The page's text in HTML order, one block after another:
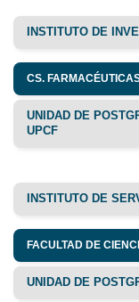
INSTITUTO DE
CS.
UNIDAD DE
UPCF
INSTITUTO DE
FACULTAD DE
UNIDAD DE